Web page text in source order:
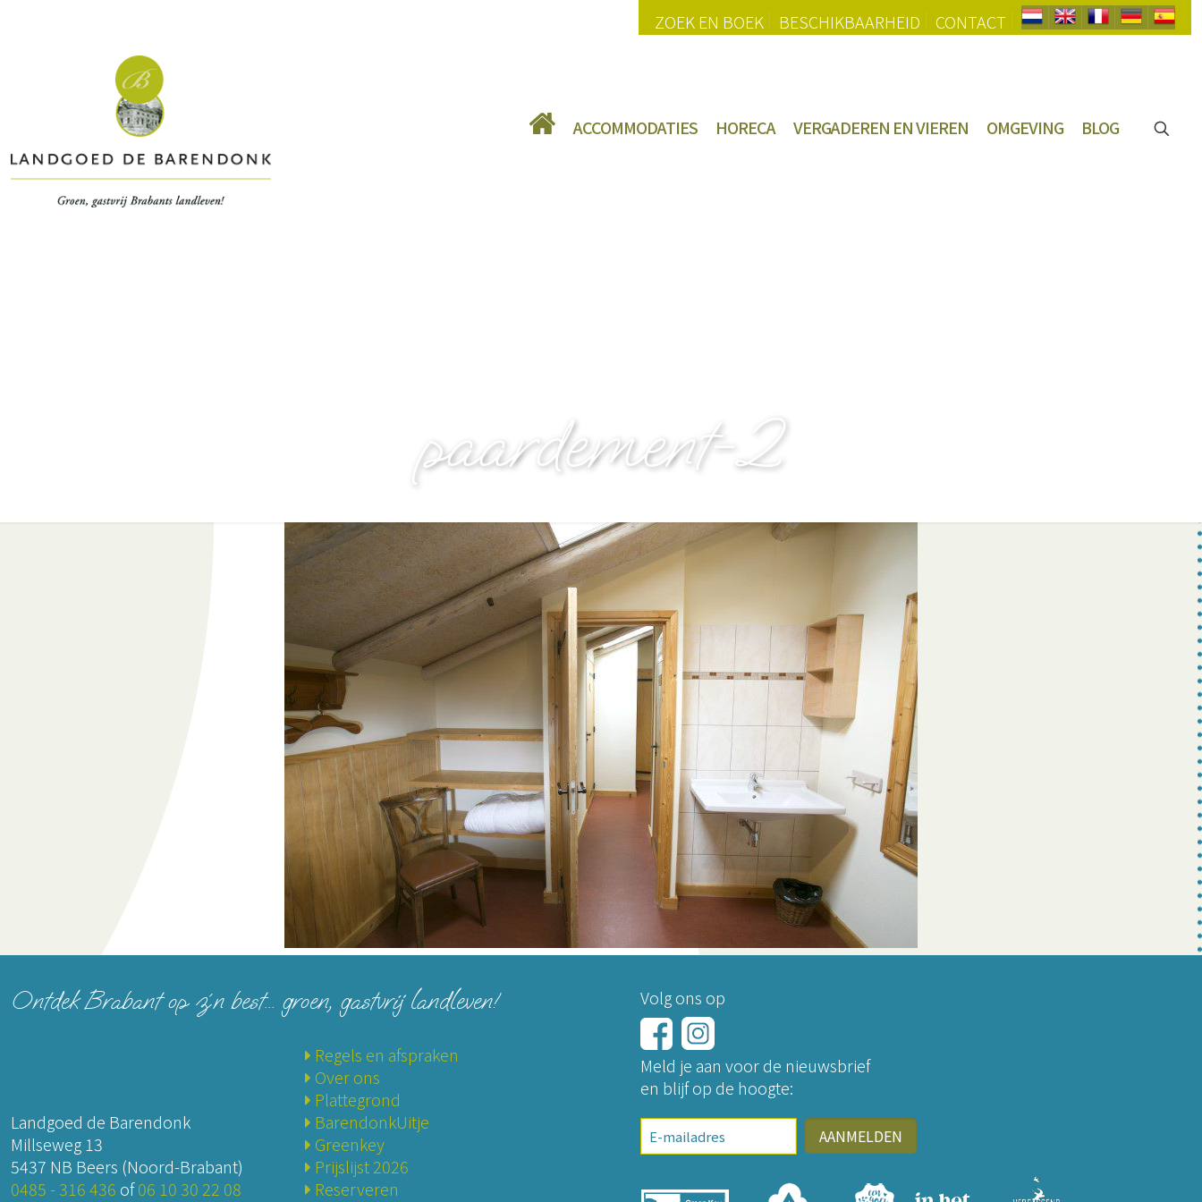
ZOEK EN BOEK BESCHIKBAARHEID CONTACT
ACCOMMODATIES HORECA VERGADEREN EN VIEREN OMGEVING BLOG
paardement-2
Ontdek Brabant op z´n best... groen, gastvrij landleven!
Landgoed de Barendonk
Millseweg 13
5437 NB Beers (Noord-Brabant)
0485 - 316 436 of06 10 30 22 08
Regels en afspraken
Over ons
Plattegrond
BarendonkUitje
Greenkey
Prijslijst 2026
Reserveren
Volg ons op
Meld je aan voor de nieuwsbrief
en blijf op de hoogte:
E-
mailadres
AANMELDEN